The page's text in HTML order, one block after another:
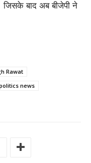
जिसके बाद अब बीजेपी ने
Rawat
news